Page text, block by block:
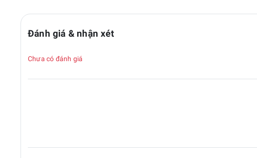
Đánh giá & nhận xét
Chưa có đánh giá